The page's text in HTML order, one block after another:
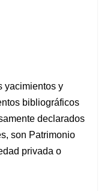
yacimientos y
bibliográficos
declarados
son Patrimonio
privada o